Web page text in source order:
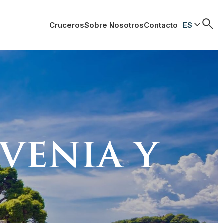
CrucerosSobre NosotrosContacto ES
y